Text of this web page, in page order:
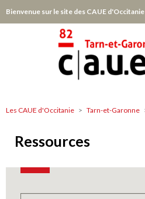
au
Bienvenue sur le site des CAUE d'Occitanie
Tarn-
Garonne
Les CAUE d'Occitanie Tarn-et-Garonne
Ressources